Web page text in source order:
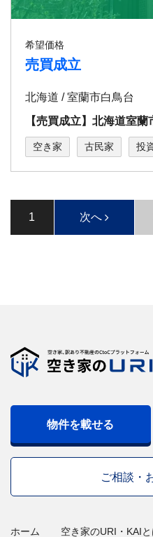
希望価格
売買成立
北海道 / 室蘭市白鳥台
【売買成立】北海道室
空き家 古民家 投
1 次へ
物件を載せる
ご相談・
ホーム 空き家のURI・KAIと